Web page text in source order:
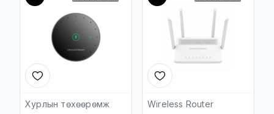
Хурлын төхөөрөмж Wireless Router